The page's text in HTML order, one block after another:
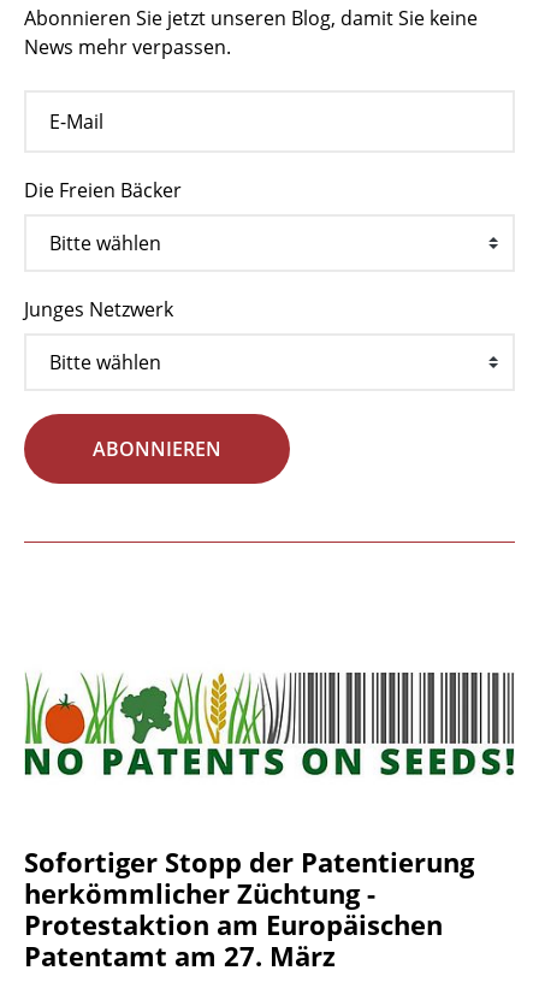
Abonnieren Sie jetzt unseren Blog, damit Sie keine
News mehr verpassen.
Die Freien Bäcker
Junges Netzwerk
ABONNIEREN
Sofortiger Stopp der Patentierung
herkömmlicher Züchtung -
Protestaktion am Europäischen
Patentamt am 27. März